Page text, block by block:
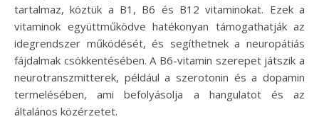
tartalmaz, köztük a B1, B6 és B12 vitaminokat. Ezek a
vitaminok együttműködve hatékonyan támogathatják az
idegrendszer működését, és segíthetnek a neuropátiás
fájdalmak csökkentésében. A B6-vitamin szerepet játszik a
neurotranszmitterek, például a szerotonin és a dopamin
termelésében, ami befolyásolja a hangulatot és az
általános közérzetet.